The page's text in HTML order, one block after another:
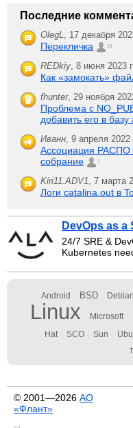
Последние
OlegL, 17 декабря
Перекличка 21
REDkiy, 8 июня 2023
Как «замокать»
fhunter, 29 ноября
Проблема с
добавить его в базу
Иванн, 9 апреля
Ассоциация РАСПО
собрание
1
Kiri11.ADV1, 7 марта
Логи catalina.out в
DevOps as a
24/7 SRE &
Kubernetes
Android BSD Debian
Linux Microsoft
Hat SCO Sun
© 2001—2026 АО
«Флант»